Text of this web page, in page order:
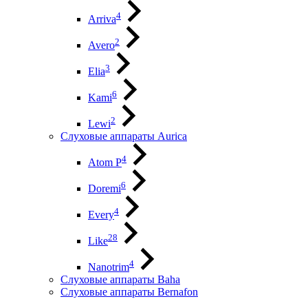
Arriva4
Avero2
Elia3
Kami6
Lewi2
Слуховые аппараты Aurica
Atom P4
Doremi6
Every4
Like28
Nanotrim4
Слуховые аппараты Baha
Слуховые аппараты Bernafon